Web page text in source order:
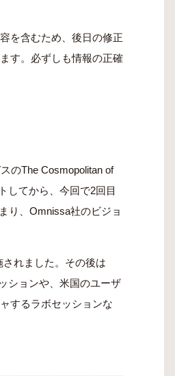
を含むため、後日の修正
す。必ずしも情報の正確
のThe Cosmopolitan of
してから、今回で2回目
り、Omnissa社のビジョ
れました。その後は
ションや、米国のユーザ
するラボセッションな